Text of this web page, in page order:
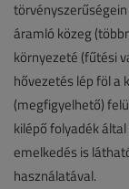
áramló közeg
környezeté (fűtési
hővezetés lép föl a
(megfigyelhető)
kilépő folyadék
emelkedés is
használatával.